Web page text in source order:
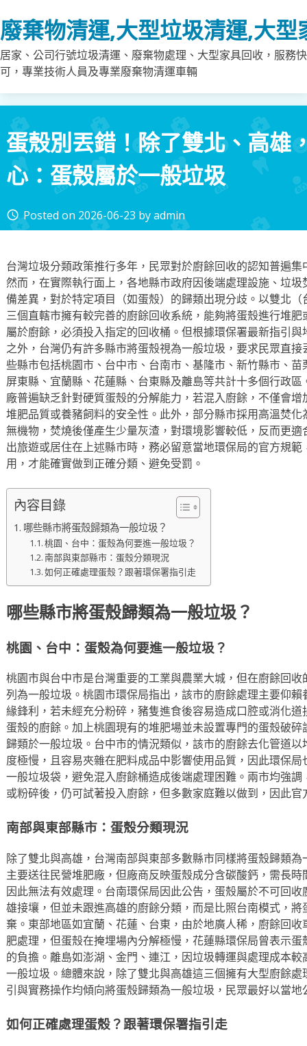
to
content
廢棄物清運,大型垃圾清運,大
居家、公司行號垃圾清運、廢棄物處理、大型家具回收，服務
可，專業技術人員及專業廢棄物清運車輛
蛋殼別丟錯！除了雙北、高雄
心：蛋殼屬於一般垃圾
access_time Posted on 2026-06-23 byadmin
台灣垃圾分類政策推行多年，民眾對於廚餘回收的認知普遍
然而，在實際執行面上，各地縣市政府因後端處理設施、垃
備差異，對於特定項目（如蛋殼）的歸類出現分歧。以雙北
三個直轄市擁有較完善的廚餘回收系統，能夠將蛋殼進行堆
屬於廚餘，必須投入指定的回收桶。但根據環保署最新指引
之外，台灣仍有許多縣市將蛋殼視為一般垃圾，要求民眾直
些縣市包括桃園市、台中市、台南市、基隆市、新竹縣市、
屏東縣、宜蘭縣、花蓮縣、台東縣及離島等共計十多個行政
廠普遍缺乏針對硬質蛋殼的分解能力，若混入廚餘，不僅會
堆肥品質或養豬飼料的安全性。此外，部分縣市採用高溫焚
無機物，焚燒後僅產生少量灰渣，對環境影響較低，反而更
出旅遊或居住在上述縣市時，務必留意當地環保局的官方規
用，才能確實做到正確分類、避免受罰。
內容目錄
哪些縣市將蛋殼歸類為一般垃圾？
桃園、台中：蛋殼為何要進一般垃圾？
南部與東部縣市：蛋殼分類現況
如何正確處理蛋殼？跟著環保署指引走
哪些縣市將蛋殼歸類為一般垃圾？
桃園、台中：蛋殼為何要進一般垃圾？
桃園市與台中市是台灣重要的工業與農業大城，但在廚餘回
列為一般垃圾。桃園市環保局指出，該市的廚餘處理主要仰
緣鋒利，若未經充分粉碎，豬隻進食後容易造成口腔或消化
蛋殼的廚餘。加上桃園現有的堆肥場並未設置專門的蛋殼破
歸類於一般垃圾。台中市的情況類似，該市的廚餘去化管道
度極慢，且容易夾雜在肥料成品中影響使用品質，因此環保
一般垃圾袋，避免混入廚餘桶造成後端處理困難。兩市均強
或粉碎後，仍可試著投入廚餘，但多數家庭難以做到，因此
南部與東部縣市：蛋殼分類現況
除了雙北與高雄，台灣南部與東部多數縣市同樣將蛋殼歸類
主要送往民營堆肥廠，但廠商反映蛋殼成分含碳酸鈣，需長
因此無法有效處理。台南環保局因此公告，蛋殼屬於不可回
雄接壤，但並未跟進高雄的廚餘分類，而是比照台南模式，
棄。東部地區如宜蘭、花蓮、台東，由於地廣人稀，廚餘回
肥處理，但蛋殼在掩埋場內分解極慢，花蓮縣環保局曾表示
的負擔。離島如澎湖、金門、連江，因垃圾轉運與處理成本
一般垃圾。總體來說，除了雙北與高雄這三個擁有大型廚餘
引與實務操作均傾向將蛋殼歸類為一般垃圾，民眾最好以當地
如何正確處理蛋殼？跟著環保署指引走